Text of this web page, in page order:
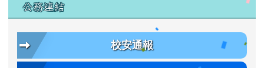
公務連結
校安通報